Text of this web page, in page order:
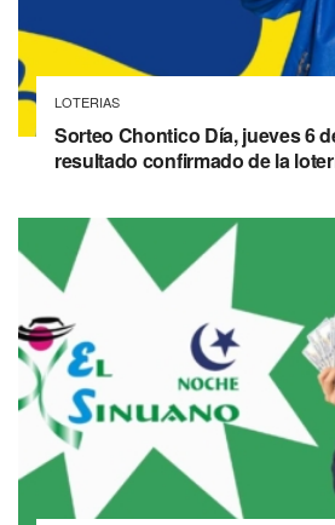
LOTERIAS
Sorteo Chontico Día, jueves 6
resultado confirmado de la